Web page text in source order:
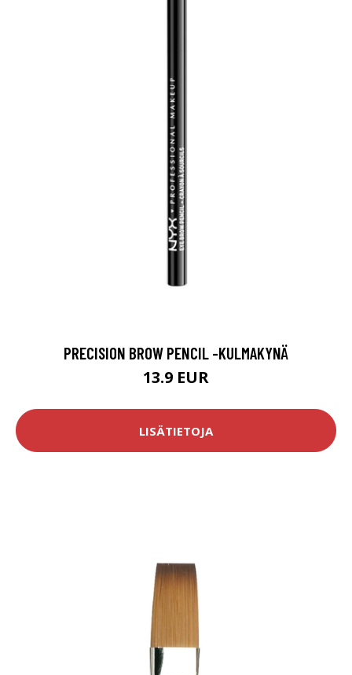
PRECISION BROW PENCIL -KULMAKYNÄ
13.9 EUR
LISÄTIETOJA